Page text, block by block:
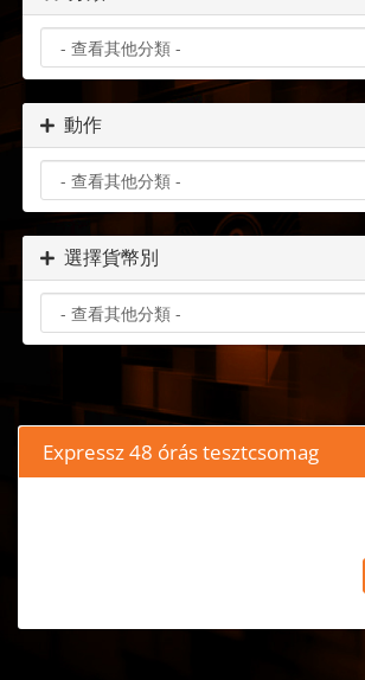
動作
選擇貨幣別
Expressz 48 órás tesztcsomag